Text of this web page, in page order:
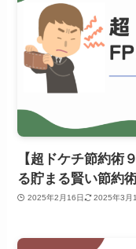
【超ドケチ節約術
る貯まる賢い節約
2025年2月16日 2025年3月